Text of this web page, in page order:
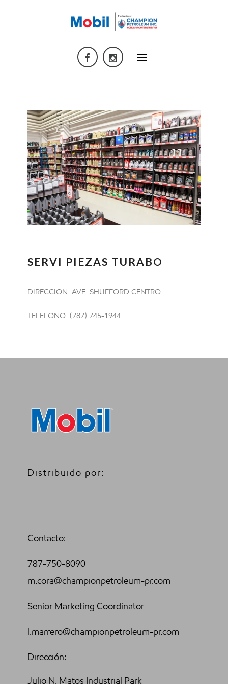
SERVI PIEZAS TURABO
DIRECCION: AVE. SHUFFORD CENTRO
TELEFONO: (787) 745-1944
Distribuido por:
Contacto:
787-750-8090
m.cora@championpetroleum-pr.com
Senior Marketing Coordinator
l.marrero@championpetroleum-pr.com
Dirección:
Julio N. Matos Industrial Park